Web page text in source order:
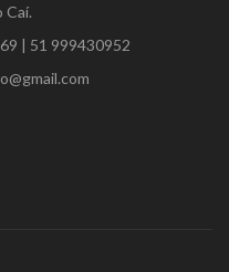
Caí.
| 51 999430952